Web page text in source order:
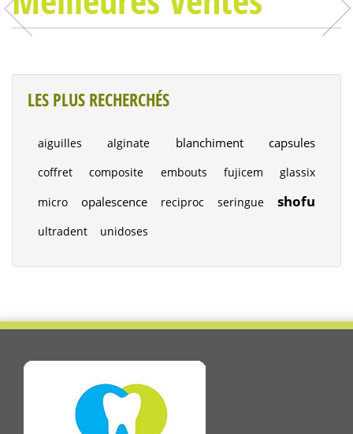
LES PLUS RECHERCHÉS
aiguilles alginate blanchiment capsules
coffret composite embouts fujicem
glassix
micro
opalescence reciproc seringue shofu
ultradent unidoses